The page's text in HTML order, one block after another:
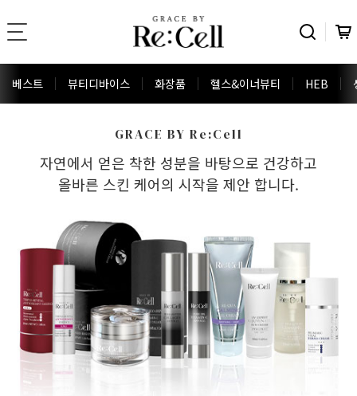
베스트 뷰티디바이스 화장품 헬스&이너뷰티 HEB
GRACE BY Re:Cell
자연에서 얻은 착한 성분을 바탕으로 건강하고
올바른 스킨 케어의 시작을 제안 합니다.